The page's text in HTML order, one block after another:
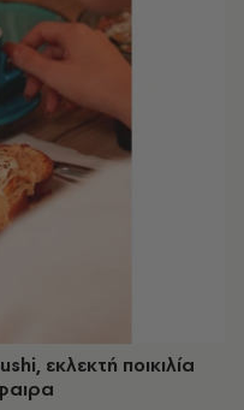
εκλεκτή ποικιλία